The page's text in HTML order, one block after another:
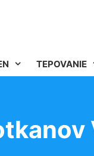
TEPOVANIE